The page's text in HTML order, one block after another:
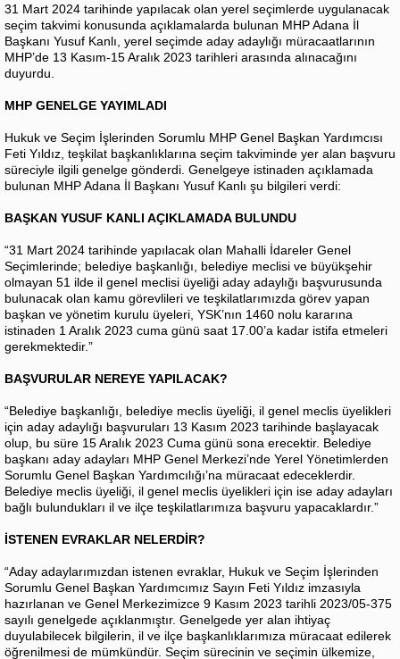
31 Mart 2024 tarihinde yapılacak olan yerel seçimlerde uygulanacak
seçim takvimi konusunda açıklamalarda bulunan MHP Adana İl
Başkanı Yusuf Kanlı, yerel seçimde aday adaylığı müracaatlarının
MHP’de 13 Kasım-15 Aralık 2023 tarihleri arasında alınacağını
duyurdu.
MHP GENELGE YAYIMLADI
Hukuk ve Seçim İşlerinden Sorumlu MHP Genel Başkan Yardımcısı
Feti Yıldız, teşkilat başkanlıklarına seçim takviminde yer alan başvuru
süreciyle ilgili genelge gönderdi. Genelgeye istinaden açıklamada
bulunan MHP Adana İl Başkanı Yusuf Kanlı şu bilgileri verdi:
BAŞKAN YUSUF KANLI AÇIKLAMADA BULUNDU
“31 Mart 2024 tarihinde yapılacak olan Mahalli İdareler Genel
Seçimlerinde; belediye başkanlığı, belediye meclisi ve büyükşehir
olmayan 51 ilde il genel meclisi üyeliği aday adaylığı başvurusunda
bulunacak olan kamu görevlileri ve teşkilatlarımızda görev yapan
başkan ve yönetim kurulu üyeleri, YSK’nın 1460 nolu kararına
istinaden 1 Aralık 2023 cuma günü saat 17.00’a kadar istifa etmeleri
gerekmektedir.”
BAŞVURULAR NEREYE YAPILACAK?
“Belediye başkanlığı, belediye meclis üyeliği, il genel meclis üyelikleri
için aday adaylığı başvuruları 13 Kasım 2023 tarihinde başlayacak
olup, bu süre 15 Aralık 2023 Cuma günü sona erecektir. Belediye
başkanı aday adayları MHP Genel Merkezi’nde Yerel Yönetimlerden
Sorumlu Genel Başkan Yardımcılığı’na müracaat edeceklerdir.
Belediye meclis üyeliği, il genel meclis üyelikleri için ise aday adayları
bağlı bulundukları il ve ilçe teşkilatlarımıza başvuru yapacaklardır.”
İSTENEN EVRAKLAR NELERDİR?
“Aday adaylarımızdan istenen evraklar, Hukuk ve Seçim İşlerinden
Sorumlu Genel Başkan Yardımcımız Sayın Feti Yıldız imzasıyla
hazırlanan ve Genel Merkezimizce 9 Kasım 2023 tarihli 2023/05-375
sayılı genelgede açıklanmıştır. Genelgede yer alan ihtiyaç
duyulabilecek bilgilerin, il ve ilçe başkanlıklarımıza müracaat edilerek
öğrenilmesi de mümkündür. Seçim sürecinin ve seçimin ülkemize,